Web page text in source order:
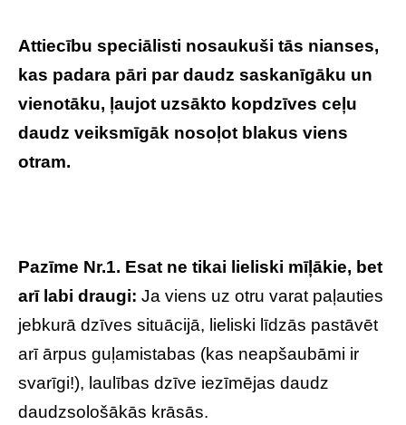
Attiecību speciālisti nosaukuši tās nianses,
kas padara pāri par daudz saskanīgāku un
vienotāku, ļaujot uzsākto kopdzīves ceļu
daudz veiksmīgāk nosoļot blakus viens
otram.
Pazīme Nr.1. Esat ne tikai lieliski mīļākie, bet
arī labi draugi: Ja viens uz otru varat paļauties
jebkurā dzīves situācijā, lieliski līdzās pastāvēt
arī ārpus guļamistabas (kas neapšaubāmi ir
svarīgi!), laulības dzīve iezīmējas daudz
daudzsološākās krāsās.